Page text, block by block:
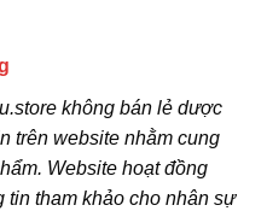
không bán lẻ dược
trên website nhằm cung
Website hoạt đồng
tham khảo cho nhân sự